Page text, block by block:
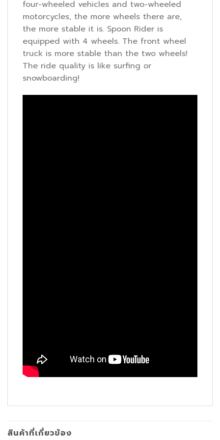
four-wheeled vehicles and two-wheeled
motorcycles, the more wheels there are,
the more stable it is. Spoon Rider is
equipped with 4 wheels. The front wheel
truck is more stable than the two wheels!
The ride quality is like surfing or
snowboarding!
สินค้าที่เกี่ยวข้อง